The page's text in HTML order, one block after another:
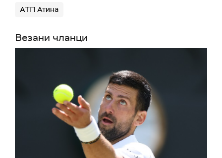
АТП Атина
Везани чланци